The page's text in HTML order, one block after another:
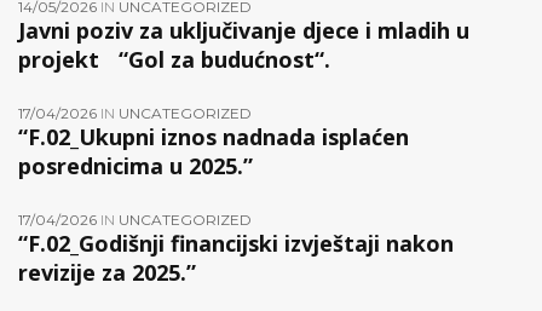
14/05/2026 IN UNCATEGORIZED
Javni poziv za uključivanje djece i mladih u
projekt “Gol za budućnost“.
17/04/2026 IN UNCATEGORIZED
“F.02_Ukupni iznos nadnada isplaćen
posrednicima u 2025.”
17/04/2026 IN UNCATEGORIZED
“F.02_Godišnji financijski izvještaji nakon
revizije za 2025.”